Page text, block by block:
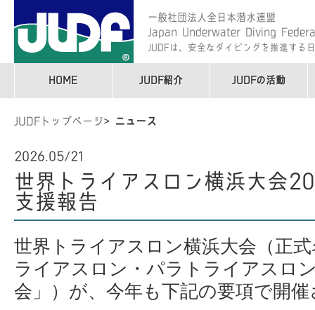
一般社団法人全日本潜水連盟
Japan Underwater Diving
JUDFは、安全なダイビングを推進する
HOME JUDF紹介 JUDFの活動
JUDFトップページ ニュース
2026.05/21
世界トライアスロン横浜大会
支援報告
世界トライアスロン横浜大会（正
ライアスロン・パラトライアスロ
会」）が、今年も下記の要項で開